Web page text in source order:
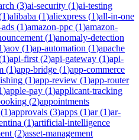
(3)ai-security (1)ai-testing
1)alibaba (1)aliexpress (1)all-in-one
(1)amazon-ppc (1)amazon-
(1)anomaly-detection
)aov (1)ap-automation (1)apache
1)api-first (2)api-gateway (1)api-
(1)app-bridge (1)app-commerce
(1)app-review (1)app-router
)apple-pay (1)applicant-tracking
(2)appointments
(1)approvals (3)apps (1)ar(1)ar-
(1)artificial-intelligence
(2)asset-management